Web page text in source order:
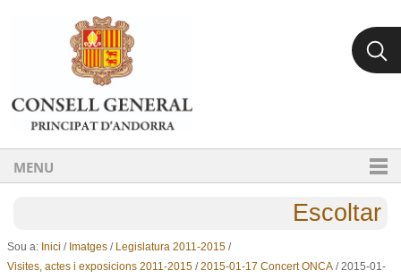
Ves al contingut.
Salta a la navegació
MENU
Escoltar
Sou a: Inici / Imatges / Legislatura 2011-2015 /
Visites, actes i exposicions 2011-2015 /2015-01-17 Concert ONCA /2015-01-